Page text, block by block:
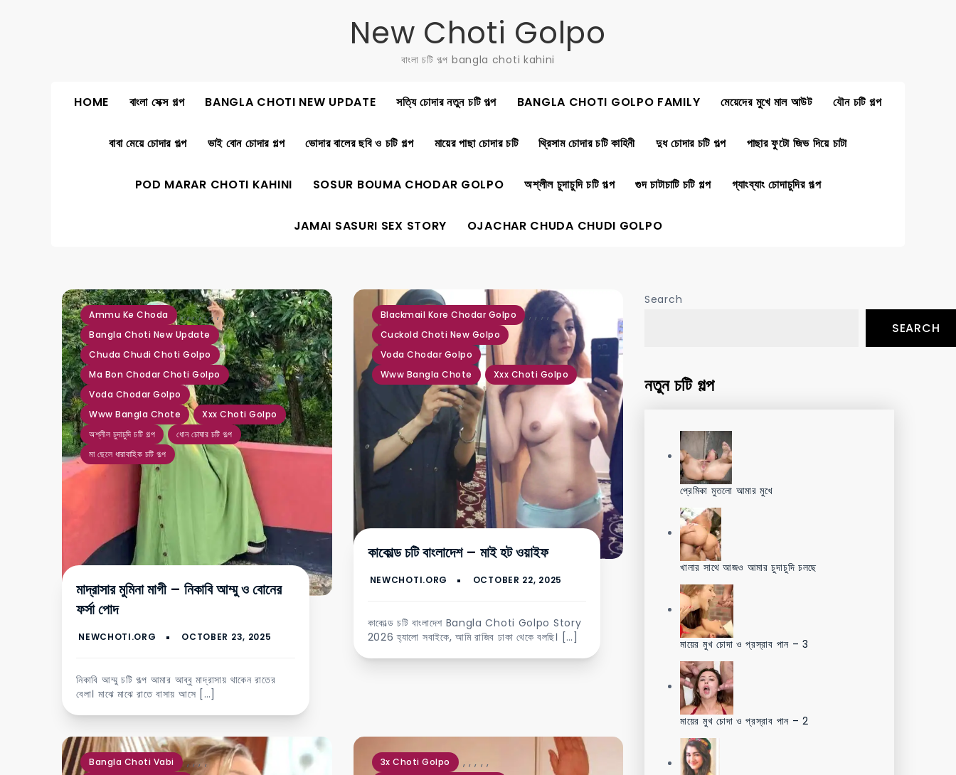
New Choti Golpo
বাংলা চটি গল্প bangla choti kahini
HOME বাংলা সেক্স গল্প BANGLA CHOTI NEW UPDATE সত্যি চোদার নতুন চটি গল্প BANGLA CHOTI GOLPO FAMILY মেয়েদের মুখে মাল আউট যৌন চটি গল্প
বাবা মেয়ে চোদার গল্প ভাই বোন চোদার গল্প ভোদার বালের ছবি ও চটি গল্প মায়ের পাছা চোদার চটি থ্রিসাম চোদার চটি কাহিনী দুধ চোদার চটি গল্প পাছার ফুটো জিভ দিয়ে চাটা
POD MARAR CHOTI KAHINI SOSUR BOUMA CHODAR GOLPO অশ্লীল চুদাচুদি চটি গল্প গুদ চাটাচাটি চটি গল্প গ্যাংব্যাং চোদাচুদির গল্প
JAMAI SASURI SEX STORY OJACHAR CHUDA CHUDI GOLPO
Ammu Ke Choda ,
Bangla Choti New Update
,
Chuda Chudi Choti Golpo
,
Ma Bon Chodar Choti Golpo
,
Voda Chodar Golpo
,
Www Bangla Chote
,
Xxx Choti Golpo
,
অশ্লীল চুদাচুদি চটি গল্প
,
ধোন চোষার চটি গল্প
,
মা ছেলে ধারাবাহিক চটি গল্প
মাদ্রাসার মুমিনা মাগী – নিকাবি আম্মু ও বোনের
ফর্সা পোদ
নিকাবি আম্মু চটি গল্প আমার আব্বু মাদ্রাসায় থাকেন রাতের
বেলা। মাঝে মাঝে রাতে বাসায় আসে […]
Blackmail Kore Chodar Golpo ,
Cuckold Choti New Golpo
,
Voda Chodar Golpo
,
Www Bangla Chote
,
Xxx Choti Golpo
কাকোল্ড চটি বাংলাদেশ – মাই হট ওয়াইফ
কাকোল্ড চটি বাংলাদেশ Bangla Choti Golpo Story
2026 হ্যালো সবাইকে, আমি রাজিব ঢাকা থেকে বলছি। […]
Bangla Choti Vabi ,,,, 3x Choti Golpo , ,, ,,
Search
SEARCH
নতুন চটি গল্প
প্রেমিকা মুতলো আমার মুখে
খালার সাথে আজও আমার চুদাচুদি চলছে
মায়ের মুখ চোদা ও প্রস্রাব পান – 3
মায়ের মুখ চোদা ও প্রস্রাব পান – 2